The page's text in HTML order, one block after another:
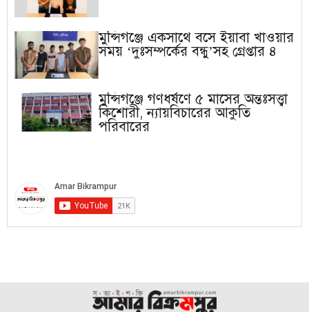
মুন্সিগঞ্জে একসাথে বসে ইয়াবা খাওয়ার
সময় ‘দুঃসম্পর্কের বন্ধু’সহ গ্রেপ্তার ৪
মুন্সিগঞ্জে গণধর্ষণে ৫ মাসের অন্তঃসত্ত্বা
কিশোরী, ন্যায়বিচারের আকুতি
পরিবারের